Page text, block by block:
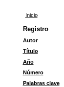
Inicio
Registro
Autor
Título
Año
Número
Palabras clave